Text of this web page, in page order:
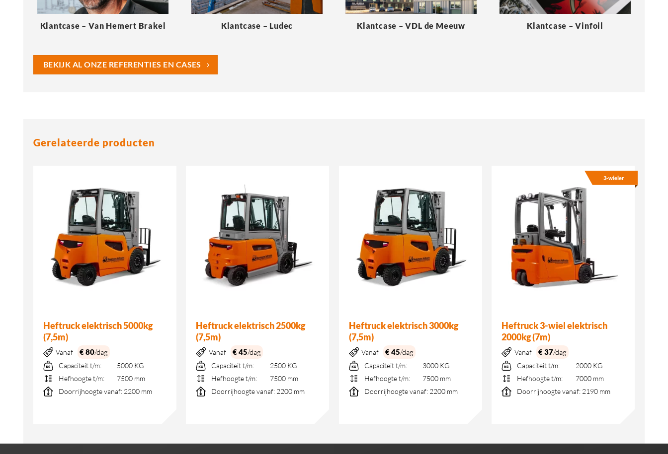
Klantcase – Van Hemert Brakel Klantcase – Ludec Klantcase – VDL de Meeuw Klantcase – Vinfoil
BEKIJK AL ONZE REFERENTIES EN CASES
Gerelateerde producten
Heftruck elektrisch 5000kg
(7,5m)
Vanaf € 80/dag
Capaciteit t/m:
5000 KG
Hefhoogte t/m:
7500 mm
Doorrijhoogte vanaf:2200 mm
Heftruck elektrisch 2500kg
(7,5m)
Vanaf € 45/dag
Capaciteit t/m:
2500 KG
Hefhoogte t/m:
7500 mm
Doorrijhoogte vanaf: 2200 mm
Heftruck elektrisch 3000kg
(7,5m)
Vanaf € 45/dag
Capaciteit t/m:
3000 KG
Hefhoogte t/m:
7500 mm
Doorrijhoogte vanaf:2200 mm
3-wieler
Heftruck 3-wiel elektrisch
2000kg (7m)
Vanaf € 37/dag
Capaciteit t/m:
2000 KG
Hefhoogte t/m:
7000 mm
Doorrijhoogte vanaf: 2190 mm